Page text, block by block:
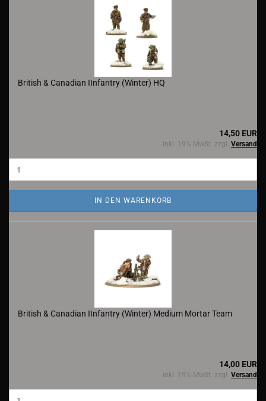
British & Canadian IInfantry (Winter) HQ
14,50 EUR
inkl. 19% MwSt. zzgl. Versand
IN DEN WARENKORB
British & Canadian IInfantry (Winter) Medium Mortar Team
14,00 EUR
inkl. 19% MwSt. zzgl. Versand